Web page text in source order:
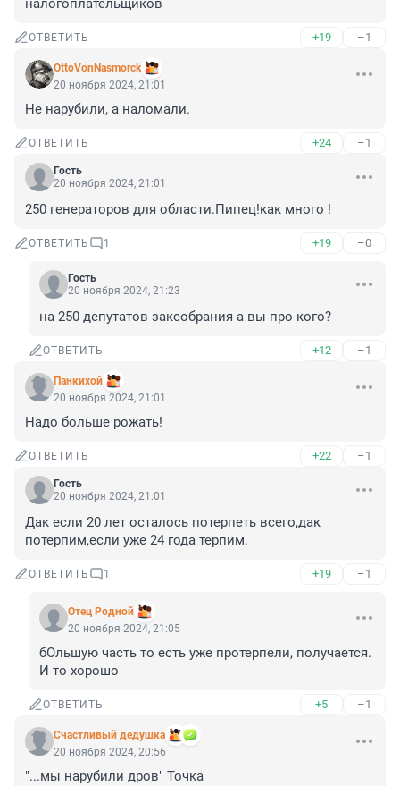
налогоплательщиков
ОТВЕТИТЬ +19 –1
OttoVonNasmorck
20 ноября 2024, 21:01
Не нарубили, а наломали.
ОТВЕТИТЬ +24 –1
Гость
20 ноября 2024, 21:01
250 генераторов для области.Пипец!как много !
ОТВЕТИТЬ 1 +19 –0
Гость
20 ноября 2024, 21:23
на 250 депутатов заксобрания а вы про кого?
ОТВЕТИТЬ +12 –1
Панкихой
20 ноября 2024, 21:01
Надо больше рожать!
ОТВЕТИТЬ +22 –1
Гость
20 ноября 2024, 21:01
Дак если 20 лет осталось потерпеть всего,дак
потерпим,если уже 24 года терпим.
ОТВЕТИТЬ 1 +19 –1
Отец Родной
20 ноября 2024, 21:05
бОльшую часть то есть уже протерпели, получается.
И то хорошо
ОТВЕТИТЬ +5 –1
Счастливый дедушка
20 ноября 2024, 20:56
"...мы нарубили дров" Точка